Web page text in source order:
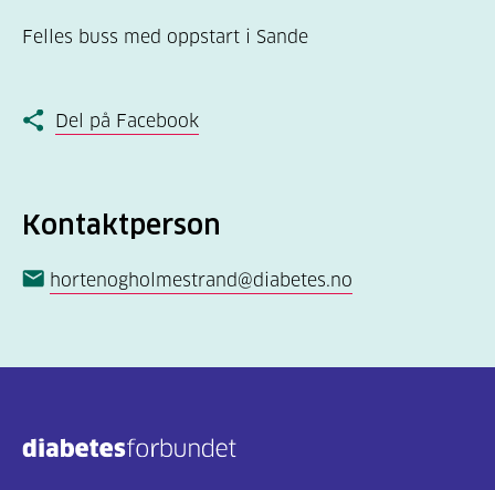
Felles buss med oppstart i Sande
Del på Facebook
Kontaktperson
hortenogholmestrand@diabetes.no